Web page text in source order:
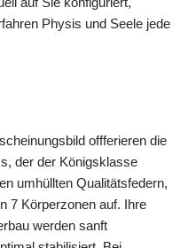
Physis und Seele jede
offferieren die
der der Königsklasse
umhüllten Qualitätsfedern,
7 Körperzonen auf. Ihre
werden sanft